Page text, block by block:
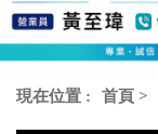
現在位置 : 首頁 >